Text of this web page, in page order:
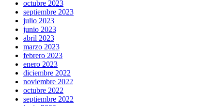
octubre 2023
septiembre 2023
julio 2023
junio 2023
abril 2023
marzo 2023
febrero 2023
enero 2023
diciembre 2022
noviembre 2022
octubre 2022
septiembre 2022